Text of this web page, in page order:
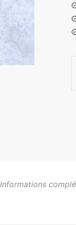
Informations